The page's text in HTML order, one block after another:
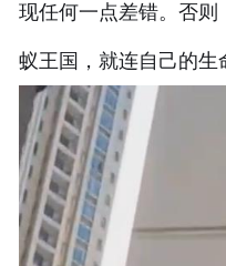
现任何一点差错。否
蚁王国，就连自己的生